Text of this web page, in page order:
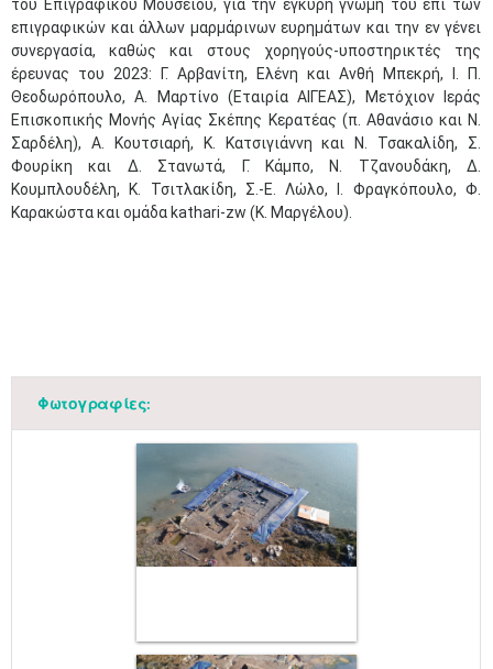
του Επιγραφικού Μουσείου, για την έγκυρη γνώμη του επί των
επιγραφικών και άλλων μαρμάρινων ευρημάτων και την εν γένει
συνεργασία, καθώς και στους χορηγούς-υποστηρικτές της
έρευνας του 2023: Γ. Αρβανίτη, Ελένη και Ανθή Μπεκρή, Ι. Π.
Θεοδωρόπουλο, Α. Μαρτίνο (Εταιρία ΑΙΓΕΑΣ), Μετόχιον Ιεράς
Επισκοπικής Μονής Αγίας Σκέπης Κερατέας (π. Αθανάσιο και Ν.
Σαρδέλη), Α. Κουτσιαρή, Κ. Κατσιγιάννη και Ν. Τσακαλίδη, Σ.
Φουρίκη και Δ. Στανωτά, Γ. Κάμπο, Ν. Τζανουδάκη, Δ.
Κουμπλουδέλη, Κ. Τσιτλακίδη, Σ.-Ε. Λώλο, Ι. Φραγκόπουλο, Φ.
Καρακώστα και ομάδα kathari-zw (Κ. Μαργέλου).
Φωτογραφίες: